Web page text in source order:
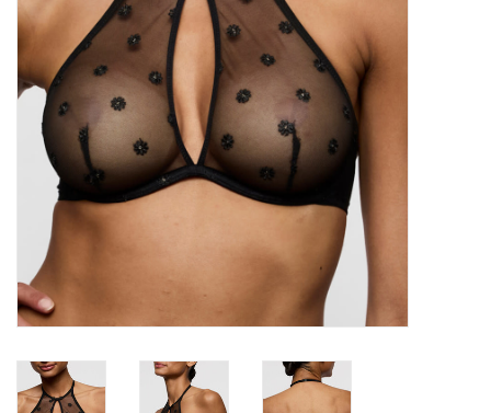
Homewear
Badmode
Lingerie-accessoires
Cadeaubonnen